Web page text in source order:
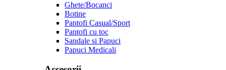
Ghete/Bocanci
Botine
Pantofi Casual/Sport
Pantofi cu toc
Sandale si Papuci
Papuci Medicali